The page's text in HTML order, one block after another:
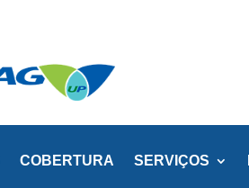
COBERTURA SERVIÇOS